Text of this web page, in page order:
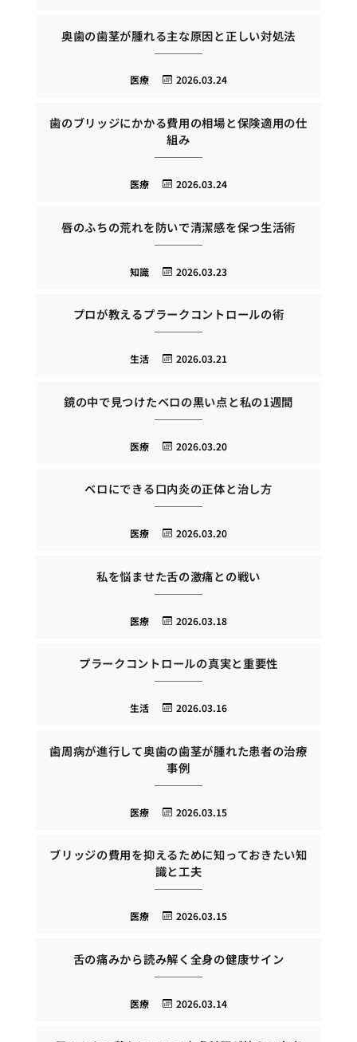
奥歯の歯茎が腫れる主な原因と正しい対処法
2026.03.24
医療
歯のブリッジにかかる費用の相場と保険適用の仕
組み
2026.03.24
医療
唇のふちの荒れを防いで清潔感を保つ生活術
2026.03.23
知識
プロが教えるプラークコントロールの術
2026.03.21
生活
鏡の中で見つけたベロの黒い点と私の1週間
2026.03.20
医療
ベロにできる口内炎の正体と治し方
2026.03.20
医療
私を悩ませた舌の激痛との戦い
2026.03.18
医療
プラークコントロールの真実と重要性
2026.03.16
生活
歯周病が進行して奥歯の歯茎が腫れた患者の治療
事例
2026.03.15
医療
ブリッジの費用を抑えるために知っておきたい知
識と工夫
2026.03.15
医療
舌の痛みから読み解く全身の健康サイン
2026.03.14
医療